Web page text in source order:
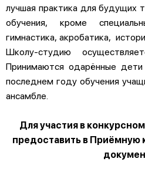
лучшая практика для будущих
обучения, кроме
гимнастика, акробатика,
Школу-студию
Принимаются одарённые
последнем году обучения
ансамбле.
Для участия в
предоставить в